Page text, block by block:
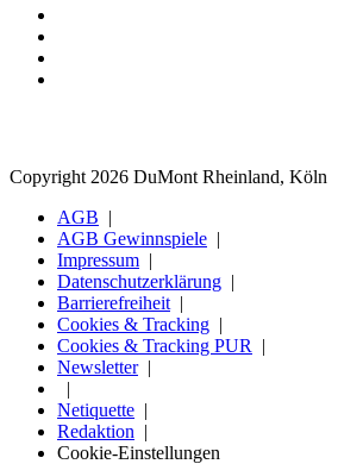
Copyright 2026 DuMont Rheinland, Köln
AGB
AGB Gewinnspiele
Impressum
Datenschutzerklärung
Barrierefreiheit
Cookies & Tracking
Cookies & Tracking PUR
Newsletter
Netiquette
Redaktion
Cookie-Einstellungen